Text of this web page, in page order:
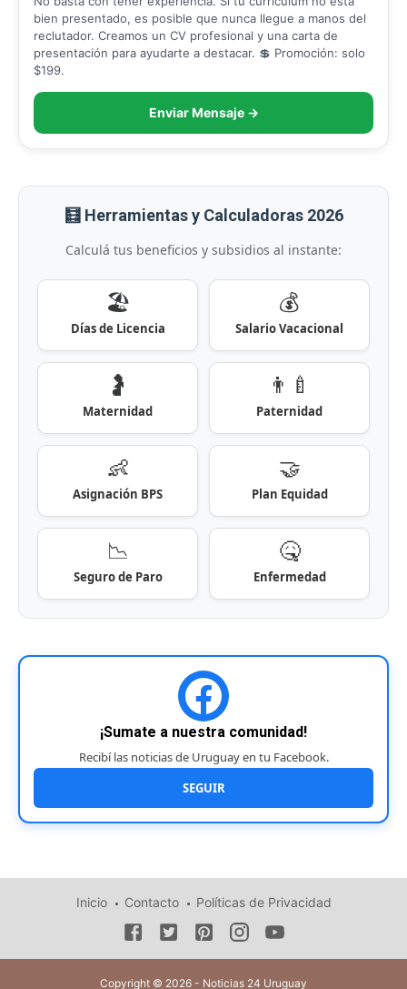
bien presentado, es posible que nunca llegue a manos del
reclutador. Creamos un CV profesional y una carta de
presentación para ayudarte a destacar. 💲 Promoción: solo
$199.
Enviar Mensaje →
🧮 Herramientas y Calculadoras 2026
Calculá tus beneficios y subsidios al instante:
🏖️
Días de Licencia
💰
Salario Vacacional
🤰
Maternidad
👨‍🍼
Paternidad
👶
Asignación BPS
🤝
Plan Equidad
📉
Seguro de Paro
🤒
Enfermedad
¡Sumate a nuestra comunidad!
Recibí las noticias de Uruguay en tu Facebook.
SEGUIR
Inicio Contacto Políticas de Privacidad
Copyright © 2026 - Noticias 24 Uruguay